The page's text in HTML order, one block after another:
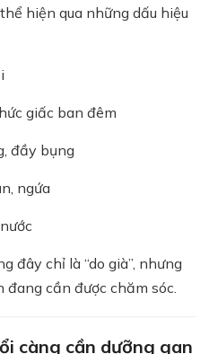
hiện qua những dấu hiệu
giấc ban đêm
đầy bụng
ngứa
đây chỉ là “do già”, nhưng
cần được chăm sóc.
càng cần dưỡng gan